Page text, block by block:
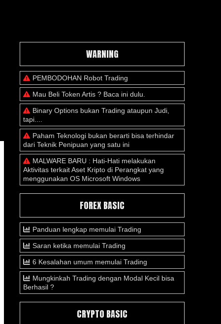
WARNING
PEMBODOHAN Robot Trading
Mau Beli Token Artis ? Baca ini dulu.
Binary Options bukan Trading ataupun Judi,
tapi....
Paham Teknologi bukan berarti bisa terhindar
dari Teknik Penipuan yang satu ini
MALWARE BARU : Hati-Hati melakukan
Aktivitas terkait Aset Kripto di Perangkat yang
menggunakan OS Microsoft Windows
FOREX BASIC
Panduan lengkap memulai Trading
Saran ketika memulai Trading
6 Kesalahan umum memulai Trading
Mungkinkah Trading dengan Modal Kecil bisa
Berhasil ?
CRYPTO BASIC